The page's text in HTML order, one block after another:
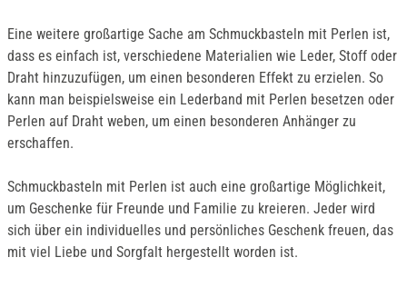
Eine weitere großartige Sache am Schmuckbasteln mit Perlen ist,
dass es einfach ist, verschiedene Materialien wie Leder, Stoff oder
Draht hinzuzufügen, um einen besonderen Effekt zu erzielen. So
kann man beispielsweise ein Lederband mit Perlen besetzen oder
Perlen auf Draht weben, um einen besonderen Anhänger zu
erschaffen.
Schmuckbasteln mit Perlen ist auch eine großartige Möglichkeit,
um Geschenke für Freunde und Familie zu kreieren. Jeder wird
sich über ein individuelles und persönliches Geschenk freuen, das
mit viel Liebe und Sorgfalt hergestellt worden ist.